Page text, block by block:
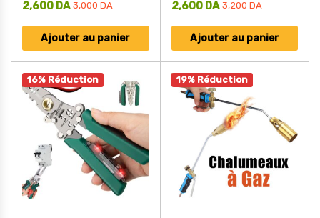
3,000DA
2,600 DA
Ajouter au panier
3,200DA
2,600 DA
Ajouter au panier
16% Réduction 19% Réduction